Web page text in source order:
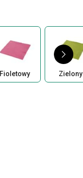
Fioletowy Zielony